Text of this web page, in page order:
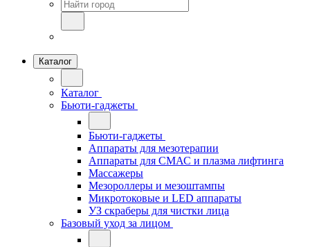
Каталог
Каталог
Бьюти-гаджеты
Бьюти-гаджеты
Аппараты для мезотерапии
Аппараты для СМАС и плазма лифтинга
Массажеры
Мезороллеры и мезоштампы
Микротоковые и LED аппараты
УЗ скраберы для чистки лица
Базовый уход за лицом